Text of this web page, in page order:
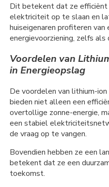
Dit betekent dat ze efficiënt
elektriciteit op te slaan en
huiseigenaren profiteren
energievoorziening, zelfs als
Voordelen van
in Energieopslag
De voordelen van lithium-
bieden niet alleen een
overtollige zonne-energie,
een stabiel
de vraag op te vangen.
Bovendien hebben ze een
betekent dat ze een
toekomst.